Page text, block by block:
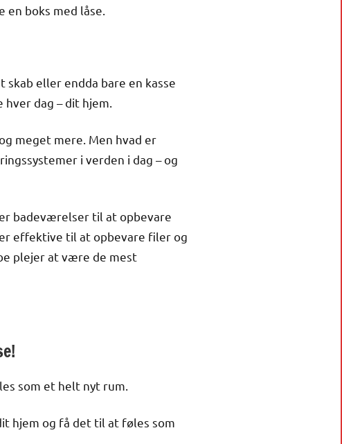
boks med låse.
eller endda bare en kasse
dag – dit hjem.
meget mere. Men hvad er
i verden i dag – og
badeværelser til at opbevare
effektive til at opbevare filer og
plejer at være de mest
som et helt nyt rum.
hjem og få det til at føles som